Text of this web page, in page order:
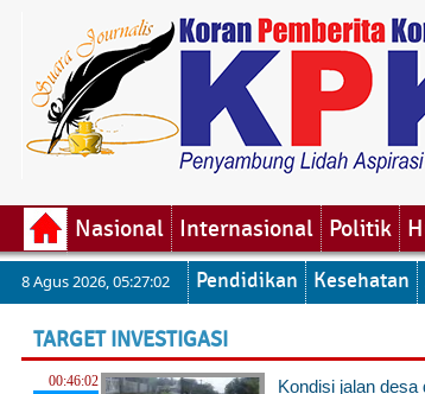
Nasional Internasional Politik
8 Agus 2026,05:27:02 Pendidikan Kesehatan
TARGET INVESTIGASI
00:46:02
Kondisi jalan